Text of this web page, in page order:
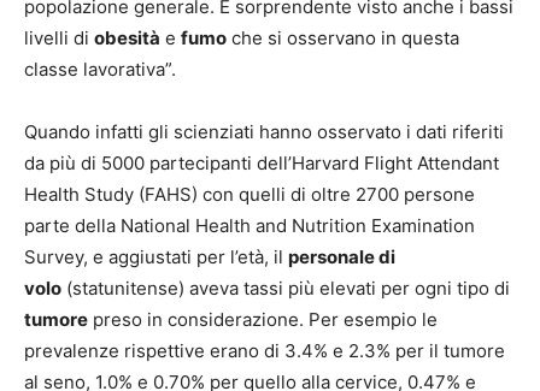
popolazione generale. È sorprendente visto anche i bassi
livelli di obesità e fumo che si osservano in questa
classe lavorativa”.
Quando infatti gli scienziati hanno osservato i dati riferiti
da più di 5000 partecipanti dell’Harvard Flight Attendant
Health Study (FAHS) con quelli di oltre 2700 persone
parte della National Health and Nutrition Examination
Survey, e aggiustati per l’età, il personale di
volo (statunitense) aveva tassi più elevati per ogni tipo di
tumore preso in considerazione. Per esempio le
prevalenze rispettive erano di 3.4% e 2.3% per il tumore
al seno, 1.0% e 0.70% per quello alla cervice, 0.47% e